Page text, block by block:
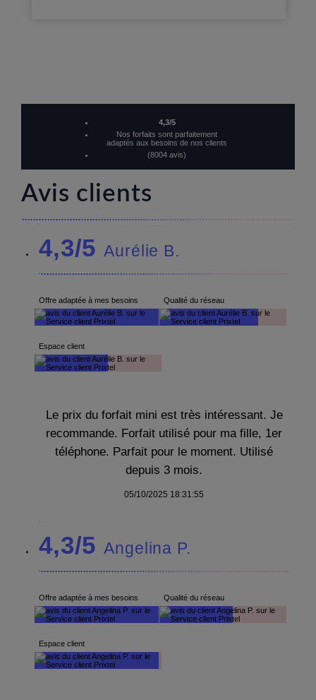
4,3/5
Nos forfaits sont parfaitement
adaptés aux besoins de nos clients
(8004 avis)
Avis clients
4,3/5Aurélie B.
Offre adaptée à mes besoins Qualité du réseau
Espace client
Le prix du forfait mini est très intéressant. Je
recommande. Forfait utilisé pour ma fille, 1er
téléphone. Parfait pour le moment. Utilisé
depuis 3 mois.
05/10/2025 18:31:55
4,3/5Angelina P.
Offre adaptée à mes besoins Qualité du réseau
Espace client